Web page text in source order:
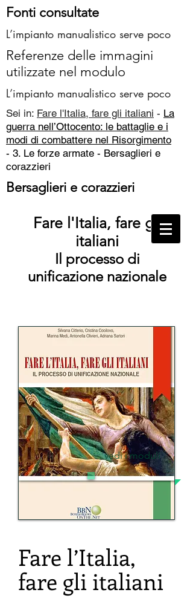
Fonti consultate
L’impianto manualistico serve poco
Referenze delle immagini
utilizzate nel modulo
L’impianto manualistico serve poco
Sei in: Fare l'Italia, fare gli italiani - La
guerra nell’Ottocento: le battaglie e i
modi di combattere nel Risorgimento
- 3. Le forze armate - Bersaglieri e
corazzieri
Bersaglieri e corazzieri
Fare l'Italia, fare gli
italiani
Il processo di
unificazione nazionale
vedi i moduli
Fare l’Italia,
fare gli italiani